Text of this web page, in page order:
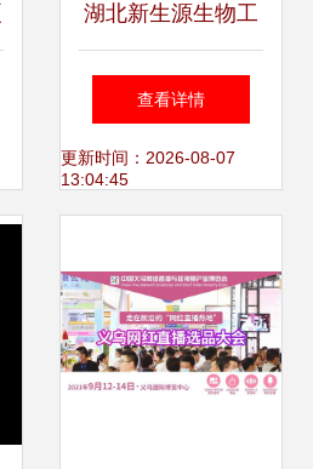
湖北新生源生物工
程有限公司向多领
域延伸 日用百货业
查看详情
更新时间：2026-08-07
13:04:45